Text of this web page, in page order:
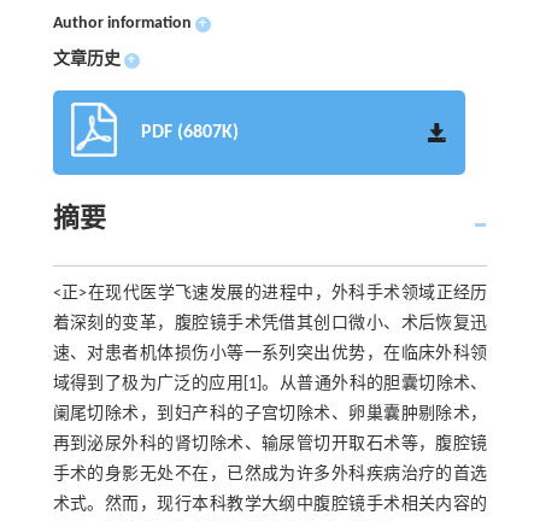
Author information +
文章历史 +
PDF (6807K)
摘要
<正>在现代医学飞速发展的进程中，外科手术领域正经历
着深刻的变革，腹腔镜手术凭借其创口微小、术后恢复迅
速、对患者机体损伤小等一系列突出优势，在临床外科领
域得到了极为广泛的应用[1]。从普通外科的胆囊切除术、
阑尾切除术，到妇产科的子宫切除术、卵巢囊肿剔除术，
再到泌尿外科的肾切除术、输尿管切开取石术等，腹腔镜
手术的身影无处不在，已然成为许多外科疾病治疗的首选
术式。然而，现行本科教学大纲中腹腔镜手术相关内容的